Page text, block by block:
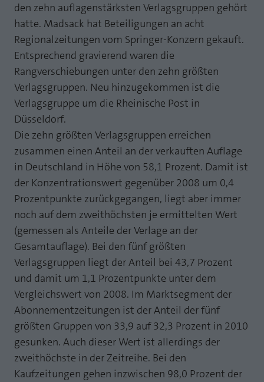
den zehn auflagenstärksten Verlagsgruppen gehört
hatte. Madsack hat Beteiligungen an acht
Regionalzeitungen vom Springer-Konzern gekauft.
Entsprechend gravierend waren die
Rangverschiebungen unter den zehn größten
Verlagsgruppen. Neu hinzugekommen ist die
Verlagsgruppe um die Rheinische Post in
Düsseldorf.
Die zehn größten Verlagsgruppen erreichen
zusammen einen Anteil an der verkauften Auflage
in Deutschland in Höhe von 58,1 Prozent. Damit ist
der Konzentrationswert gegenüber 2008 um 0,4
Prozentpunkte zurückgegangen, liegt aber immer
noch auf dem zweithöchsten je ermittelten Wert
(gemessen als Anteile der Verlage an der
Gesamtauflage). Bei den fünf größten
Verlagsgruppen liegt der Anteil bei 43,7 Prozent
und damit um 1,1 Prozentpunkte unter dem
Vergleichswert von 2008. Im Marktsegment der
Abonnementzeitungen ist der Anteil der fünf
größten Gruppen von 33,9 auf 32,3 Prozent in 2010
gesunken. Auch dieser Wert ist allerdings der
zweithöchste in der Zeitreihe. Bei den
Kaufzeitungen gehen inzwischen 98,0 Prozent der